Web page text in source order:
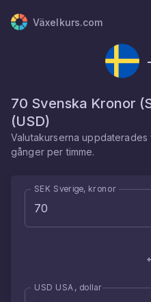
Växelkurs.com
70 Svenska Kronor (
(USD)
Valutakurserna uppdaterades
gånger per timme.
SEK Sverige, kronor
USD USA, dollar